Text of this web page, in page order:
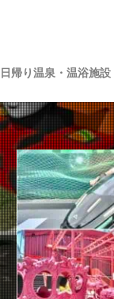
日帰り温泉・温浴施設